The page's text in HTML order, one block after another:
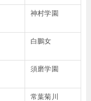
神村学園
白鵬女
須磨学園
常葉菊川